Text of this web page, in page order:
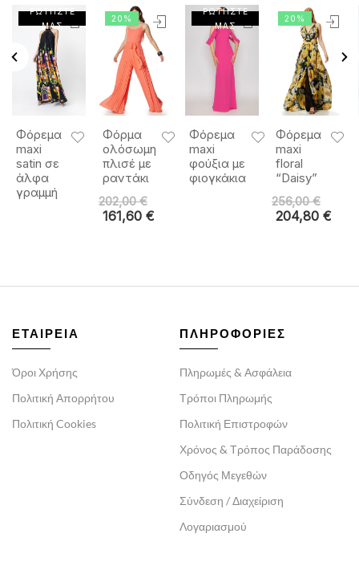
ΡΩΤΗΣΤΕ
ΜΑΣ
Φόρεμα
maxi
satin σε
άλφα
γραμμή
20%
Φόρμα
ολόσωμη
πλισέ με
ραντάκι
202,00€
161,60€
ΡΩΤΗΣΤΕ
ΜΑΣ
Φόρεμα
maxi
φούξια με
φιογκάκια
20%
Φόρεμα
maxi
floral
“Daisy”
256,00€
204,80€
ΕΤΑΙΡΕΙΑ
Όροι Χρήσης
Πολιτική Απορρήτου
Πολιτική Cookies
ΠΛΗΡΟΦΟΡΙΕΣ
Πληρωμές & Ασφάλεια
Τρόποι Πληρωμής
Πολιτική Επιστροφών
Χρόνος & Τρόπος Παράδοσης
Οδηγός Μεγεθών
Σύνδεση / Διαχείριση
Λογαριασμού